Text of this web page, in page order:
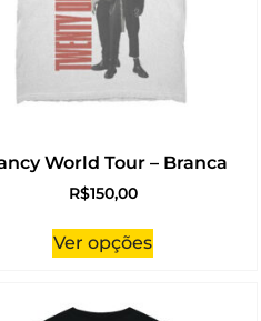
World Tour – Branca
R$150,00
Ver opções